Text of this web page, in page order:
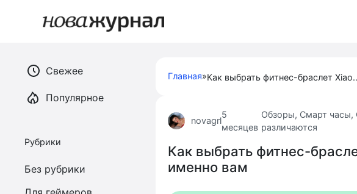
Главная» Как выбрать фитнес-
novagrl
5
месяцев
Обзоры, Смарт часы,
различаются
Как выбрать фитнес-
именно вам
Свежее
Популярное
Рубрики
Без рубрики